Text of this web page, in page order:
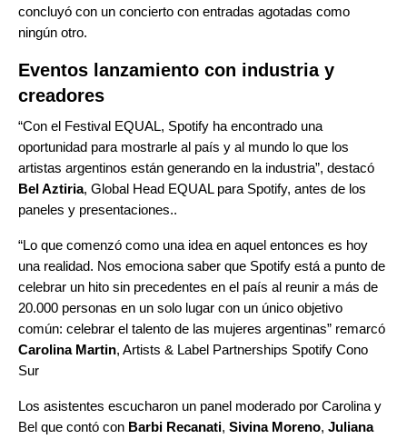
concluyó con un concierto con entradas agotadas como
ningún otro.
Eventos lanzamiento con industria y
creadores
“Con el Festival EQUAL, Spotify ha encontrado una
oportunidad para mostrarle al país y al mundo lo que los
artistas argentinos están generando en la industria”, destacó
Bel Aztiria, Global Head EQUAL para Spotify, antes de los
paneles y presentaciones..
“Lo que comenzó como una idea en aquel entonces es hoy
una realidad. Nos emociona saber que Spotify está a punto de
celebrar un hito sin precedentes en el país al reunir a más de
20.000 personas en un solo lugar con un único objetivo
común: celebrar el talento de las mujeres argentinas” remarcó
Carolina Martin, Artists & Label Partnerships Spotify Cono
Sur
Los asistentes escucharon un panel moderado por Carolina y
Bel que contó con Barbi Recanati, Sivina Moreno, Juliana